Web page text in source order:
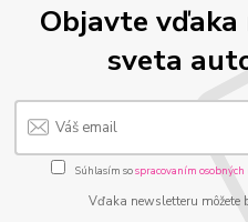
Objavte vďaka
sveta
Súhlasím sospracovaním osobných
Vďaka newsletteru môžete